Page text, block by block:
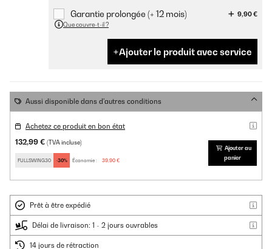
Garantie prolongée (+ 12 mois)
9,90 €
Que couvre-t-il ?
Ajouter le produit avec service
Aussi disponible dans d'autres conditions
Achetez ce produit en bon état
132,99 € (TVA incluse)
FULLSWING30 -30% Économie : 39,90 €
Ajouter au
panier
Prêt à être expédié
Délai de livraison: 1 - 2 jours ouvrables
14 jours de rétraction